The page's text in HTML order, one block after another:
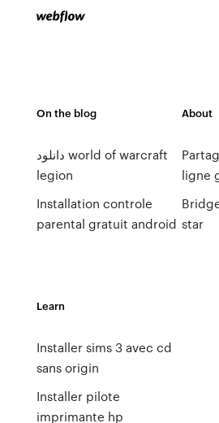
On the blog
دانلود world of warcraft
legion
Installation controle
parental gratuit android
About
ligne
star
Learn
Installer sims 3 avec cd
sans origin
Installer pilote
imprimante hp